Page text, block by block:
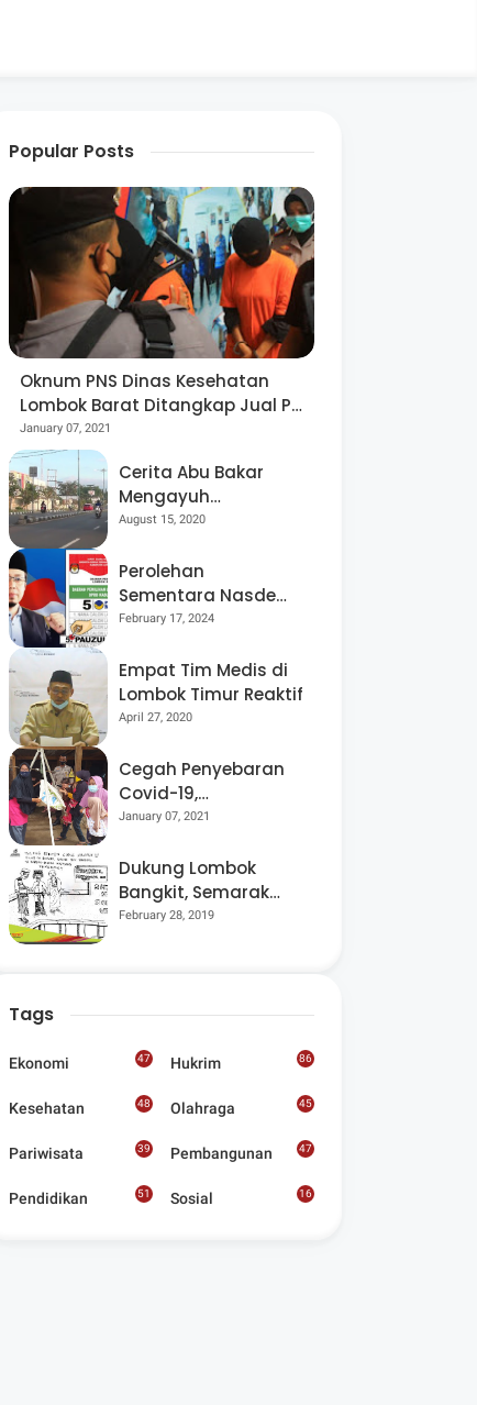
Popular Posts
Oknum PNS Dinas Kesehatan
Lombok Barat Ditangkap Jual Pil
Ekstasi
January 07, 2021
Cerita Abu Bakar
Mengayuh
Sepedanya Selama
Menggelorakan
Kemerdekaan
August 15, 2020
Perolehan
Sementara Nasdem
Lobar Tertinggi,
Berpeluang “Rebut”
Kursi Dapil 3
February 17, 2024
Empat Tim Medis di
Lombok Timur Reaktif
April 27, 2020
Cegah Penyebaran
Covid-19,
Bhabinkamtibmas
Kegiatan Posyandu
January 07, 2021
Dukung Lombok
Bangkit, Semarak
Pesta Rakyat
Seniman Di Lombok
February 28, 2019
Tags
Ekonomi 47 Hukrim 86
Kesehatan 48 Olahraga 45
Pariwisata 39 Pembangunan 47
Pendidikan 51 Sosial
16